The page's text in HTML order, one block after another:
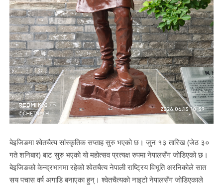
बेइजिङमा श्वेतचैत्य सांस्कृतिक सप्ताह सुरु भएको छ। जुन १३ तारिख (जेठ ३०
गते शनिबार) बाट सुरु भएको यो महोत्सव प्रत्यक्ष रुपमा नेपालसँग जोडिएको छ।
बेइजिङको केन्द्रभागमा रहेको श्वेतचैत्य नेपाली राष्ट्रिय विभूति अरनिकोले सात
सय पचास वर्ष अगाडि बनाएका हुन्। श्वेतचैत्यको नाइटो नेपालसँग जोडिएकाले